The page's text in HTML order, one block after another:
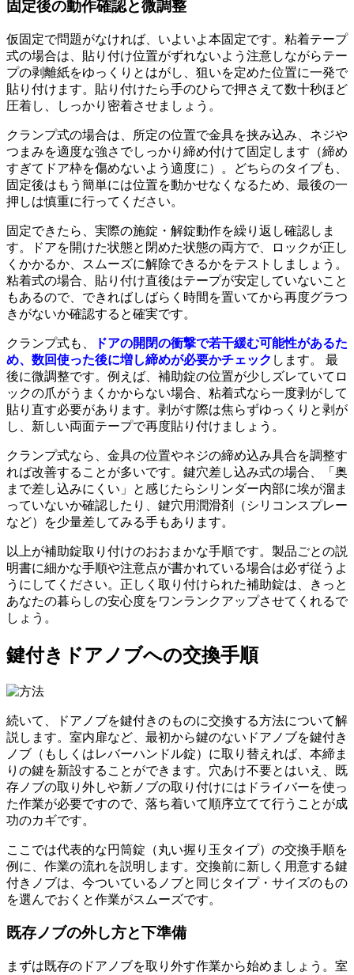
固定後の動作確認と微調整
仮固定で問題がなければ、いよいよ本固定です。粘着テープ
式の場合は、貼り付け位置がずれないよう注意しながらテー
プの剥離紙をゆっくりとはがし、狙いを定めた位置に一発で
貼り付けます。貼り付けたら手のひらで押さえて数十秒ほど
圧着し、しっかり密着させましょう。
クランプ式の場合は、所定の位置で金具を挟み込み、ネジや
つまみを適度な強さでしっかり締め付けて固定します（締め
すぎてドア枠を傷めないよう適度に）。どちらのタイプも、
固定後はもう簡単には位置を動かせなくなるため、最後の一
押しは慎重に行ってください。
固定できたら、実際の施錠・解錠動作を繰り返し確認しま
す。ドアを開けた状態と閉めた状態の両方で、ロックが正し
くかかるか、スムーズに解除できるかをテストしましょう。
粘着式の場合、貼り付け直後はテープが安定していないこと
もあるので、できればしばらく時間を置いてから再度グラつ
きがないか確認すると確実です。
クランプ式も、
ドアの開閉の衝撃で若干緩む可能性があるた
め、数回使った後に増し締めが必要かチェック します。 最
後に微調整です。例えば、補助錠の位置が少しズレていてロ
ックの爪がうまくかからない場合、粘着式なら一度剥がして
貼り直す必要があります。剥がす際は焦らずゆっくりと剥が
し、新しい両面テープで再度貼り付けましょう。
クランプ式なら、金具の位置やネジの締め込み具合を調整す
れば改善することが多いです。鍵穴差し込み式の場合、「奥
まで差し込みにくい」と感じたらシリンダー内部に埃が溜ま
っていないか確認したり、鍵穴用潤滑剤（シリコンスプレー
など）を少量差してみる手もあります。
以上が補助錠取り付けのおおまかな手順です。製品ごとの説
明書に細かな手順や注意点が書かれている場合は必ず従うよ
うにしてください。正しく取り付けられた補助錠は、きっと
あなたの暮らしの安心度をワンランクアップさせてくれるで
しょう。
鍵付きドアノブへの交換手順
続いて、ドアノブを鍵付きのものに交換する方法について解
説します。室内扉など、最初から鍵のないドアノブを鍵付き
ノブ（もしくはレバーハンドル錠）に取り替えれば、本締ま
りの鍵を新設することができます。穴あけ不要とはいえ、既
存ノブの取り外しや新ノブの取り付けにはドライバーを使っ
た作業が必要ですので、落ち着いて順序立てて行うことが成
功のカギです。
ここでは代表的な円筒錠（丸い握り玉タイプ）の交換手順を
例に、作業の流れを説明します。交換前に新しく用意する鍵
付きノブは、今ついているノブと同じタイプ・サイズのもの
を選んでおくと作業がスムーズです。
既存ノブの外し方と下準備
まずは既存のドアノブを取り外す作業から始めましょう。室